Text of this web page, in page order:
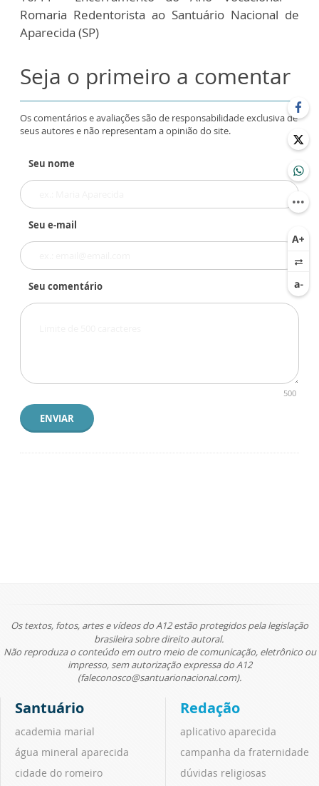
Romaria Redentorista ao Santuário Nacional de
Aparecida (SP)
Seja o primeiro a comentar
Os comentários e avaliações são de responsabilidade exclusiva de
seus autores e não representam a opinião do site.
Seu nome
Seu e-mail
Seu comentário
500
ENVIAR
Os textos, fotos, artes e vídeos do A12 estão protegidos pela legislação
brasileira sobre direito autoral.
Não reproduza o conteúdo em outro meio de comunicação, eletrônico ou
impresso, sem autorização expressa do A12
(faleconosco@santuarionacional.com).
Santuário
academia marial
água mineral aparecida
cidade do romeiro
Redação
aplicativo aparecida
campanha da fraternidade
dúvidas religiosas